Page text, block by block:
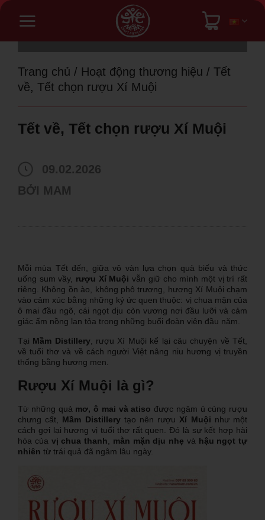
Bỏ
Trang chủ / Hoạt động thương hiệu / Tết
về, Tết chọn rượu Xí Muội
Tết về, Tết chọn rượu Xí Muội
09.02.2026
BỞI MAM
Mỗi mùa Tết đến, giữa vô vàn lựa chọn quà biếu và thức
uống sum vầy, rượu Xí Muội vẫn giữ cho mình một vị trí rất
riêng. Không ồn ào, không phô trương, hương Xí Muội chạm
vào cảm xúc bằng những ký ức quen thuộc: vị chua mặn của
ô mai đầu ngõ, cái ngọt dịu còn vương nơi đầu lưỡi và cảm
giác ấm nồng lan tỏa trong những buổi đoàn viên đầu năm.
Tại Mầm Distillery, rượu Xí Muội kể lại câu chuyện về Tết,
về tuổi thơ và về cách người Việt nâng niu hương vị truyền
thống bằng hương men.
Rượu Xí Muội là gì?
Từ những quả mơ, ô mai và atiso được ngâm ủ cùng rượu
chưng cất, Mầm Distillerytạo nên rượu Xí Muội như một
cách gợi lại hương vị tuổi thơ rất quen. Đó là sự kết hợp hài
hòa của vị chua thanh mằn mặn dịu nhẹ và hậu ngọt tự
nhiên từ trái quả đã ngâm lâu ngày.